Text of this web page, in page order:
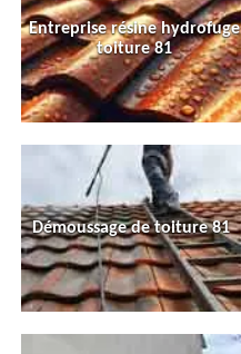
Entreprise résine hydrofuge
toiture 81
Démoussage de toiture 81